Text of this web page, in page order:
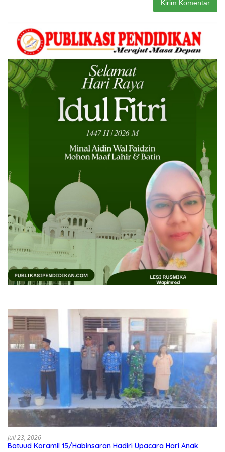
Juli 23, 2026
Batuud Koramil 15/Habinsaran Hadiri Upacara Hari Anak